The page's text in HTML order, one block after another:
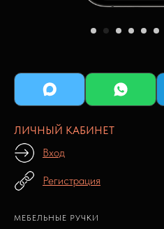
ЛИЧНЫЙ КАБИНЕТ
Вход
Регистрация
МЕБЕЛЬНЫЕ РУЧКИ